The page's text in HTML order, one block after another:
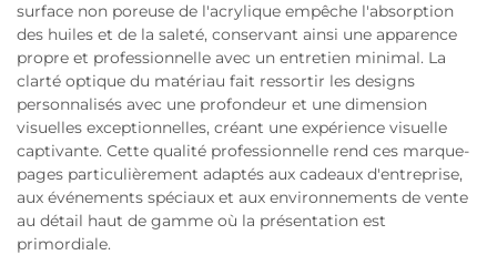
surface non poreuse de l'acrylique empêche l'absorption
des huiles et de la saleté, conservant ainsi une apparence
propre et professionnelle avec un entretien minimal. La
clarté optique du matériau fait ressortir les designs
personnalisés avec une profondeur et une dimension
visuelles exceptionnelles, créant une expérience visuelle
captivante. Cette qualité professionnelle rend ces marque-
pages particulièrement adaptés aux cadeaux d'entreprise,
aux événements spéciaux et aux environnements de vente
au détail haut de gamme où la présentation est
primordiale.